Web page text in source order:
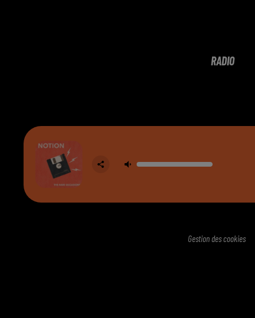
RADIO
Gestion des cookies